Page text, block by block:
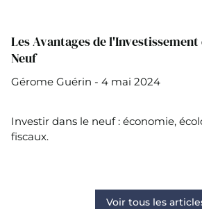
Les Avantages de
Neuf
Gérome Guérin - 4 mai 2024
Investir dans le neuf : économie,
fiscaux.
Voir tous les